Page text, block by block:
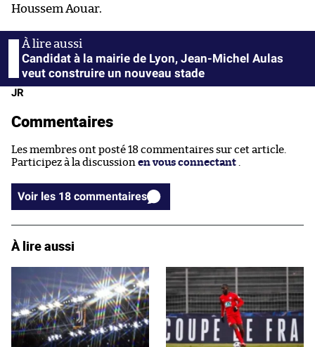
Houssem Aouar.
Candidat à la mairie de Lyon, Jean-Michel Aulas
veut construire un nouveau stade
JR
Commentaires
Les membres ont posté 18 commentaires sur cet article.
Participez à la discussion en vous connectant .
Voir les 18 commentaires
À lire aussi